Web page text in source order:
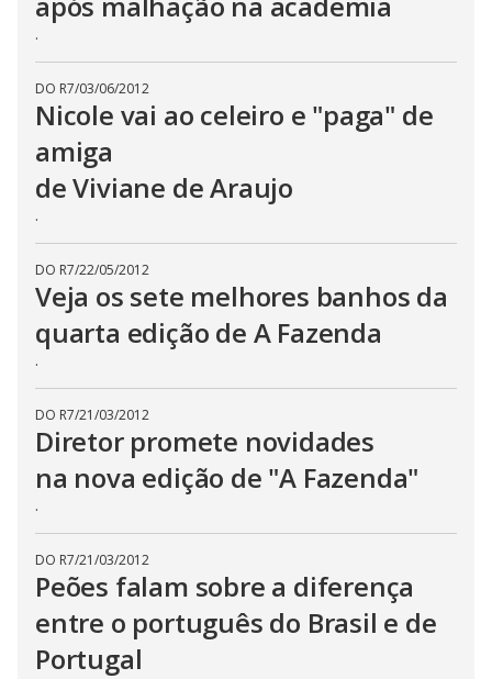
.
DO R7/03/06/2012
Nicole vai ao celeiro e "paga" de
amiga
de Viviane de Araujo
.
DO R7/22/05/2012
Veja os sete melhores banhos da
quarta edição de A Fazenda
.
DO R7/21/03/2012
Diretor promete novidades
na nova edição de "A Fazenda"
.
DO R7/21/03/2012
Peões falam sobre a diferença
entre o português do Brasil e de
Portugal